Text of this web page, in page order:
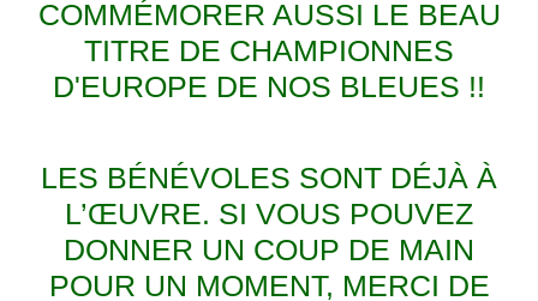
COMMÉMORER AUSSI LE BEAU
TITRE DE CHAMPIONNES
D'EUROPE DE NOS BLEUES !!
LES BÉNÉVOLES SONT DÉJÀ À
L’ŒUVRE. SI VOUS POUVEZ
DONNER UN COUP DE MAIN
POUR UN MOMENT, MERCI DE